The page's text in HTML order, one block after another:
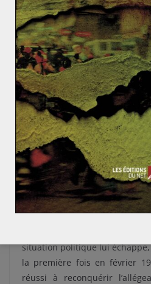
l’armée en septembre
autorité. Il n’a aucune
hésitant dans ses
nouvelle phase politique de
légitimité sans retour en
est au front, c’est
décisionnaire. D’origine
impopulaire. Peu
presque hystérique de
autocratique, la tsarine est
un paysan devenu mystique
impérial très fermé. Il conforte
que seul un pouvoir absolu
Les réunions publiques sont à
censure est légion. Le
situation politique lui
la première fois en février
réussi à reconquérir